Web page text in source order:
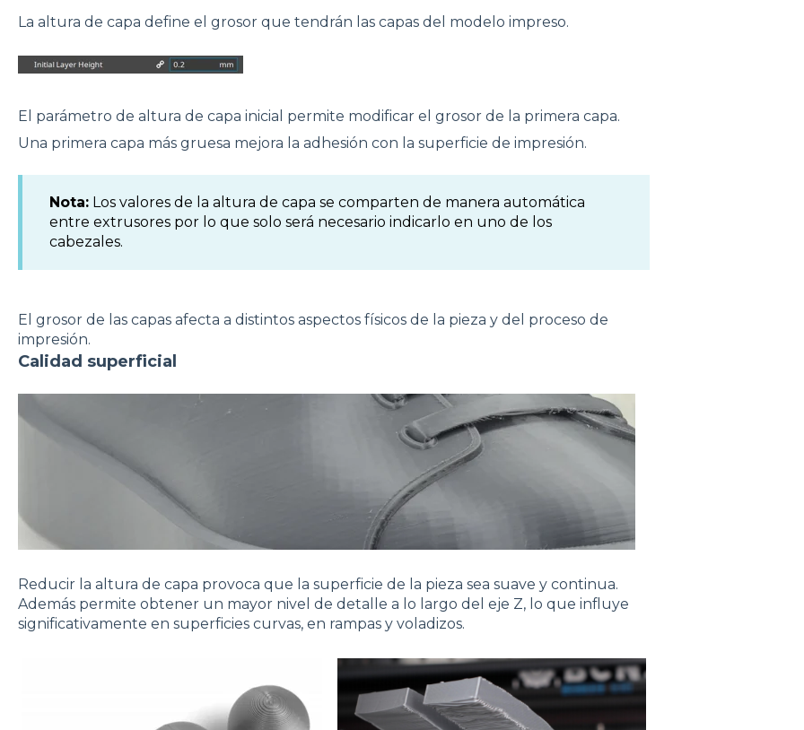
La altura de capa define el grosor que tendrán las capas del modelo impreso.
El parámetro de altura de capa inicial permite modificar el grosor de la primera capa.
Una primera capa más gruesa mejora la adhesión con la superficie de impresión.
Nota:Los valores de la altura de capa se comparten de manera automática
entre extrusores por lo que solo será necesario indicarlo en uno de los
cabezales.
El grosor de las capas afecta a distintos aspectos físicos de la pieza y del proceso de
impresión.
Calidad superficial
Reducir la altura de capa provoca que la superficie de la pieza sea suave y continua.
Además permite obtener un mayor nivel de detalle a lo largo del eje Z, lo que influye
significativamente en superficies curvas, en rampas y voladizos.